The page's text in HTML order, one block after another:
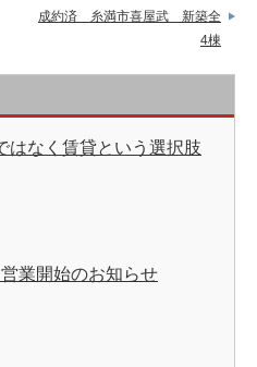
成約済 糸満市喜屋武 新築全
4棟
はなく賃貸という選択肢
業開始のお知らせ